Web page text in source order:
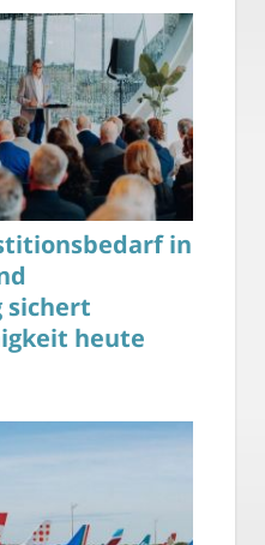
in
sichert
heute